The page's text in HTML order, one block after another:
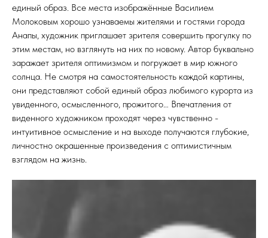
единый образ. Все места изображённые Василием
Молоковым хорошо узнаваемы жителями и гостями города
Анапы, художник приглашает зрителя совершить прогулку по
этим местам, но взглянуть на них по новому. Автор буквально
заражает зрителя оптимизмом и погружает в мир южного
солнца. Не смотря на самостоятельность каждой картины,
они представляют собой единый образ любимого курорта из
увиденного, осмысленного, прожитого… Впечатления от
виденного художником проходят через чувственно -
интуитивное осмысление и на выходе получаются глубокие,
личностно окрашенные произведения с оптимистичным
взглядом на жизнь.